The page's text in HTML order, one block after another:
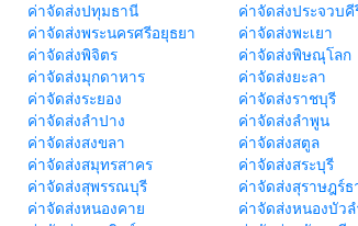
ค่าจัดส่งปทุมธานี
ค่าจัดส่งประจวบคี
ค่าจัดส่งพระนครศรีอยุธยา
ค่าจัดส่งพะเยา
ค่าจัดส่งพิจิตร
ค่าจัดส่งพิษณุโลก
ค่าจัดส่งมุกดาหาร
ค่าจัดส่งยะลา
ค่าจัดส่งระยอง
ค่าจัดส่งราชบุรี
ค่าจัดส่งลำปาง
ค่าจัดส่งลำพูน
ค่าจัดส่งสงขลา
ค่าจัดส่งสตูล
ค่าจัดส่งสมุทรสาคร
ค่าจัดส่งสระบุรี
ค่าจัดส่งสุพรรณบุรี
ค่าจัดส่งสุราษฎร์ธ
ค่าจัดส่งหนองคาย
ค่าจัดส่งหนองบัว